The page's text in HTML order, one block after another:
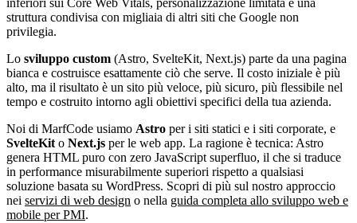
inferiori sui Core Web Vitals, personalizzazione limitata e una
struttura condivisa con migliaia di altri siti che Google non
privilegia.
Lo sviluppo custom (Astro, SvelteKit, Next.js) parte da una pagina
bianca e costruisce esattamente ciò che serve. Il costo iniziale è più
alto, ma il risultato è un sito più veloce, più sicuro, più flessibile nel
tempo e costruito intorno agli obiettivi specifici della tua azienda.
Noi di MarfCode usiamo Astro per i siti statici e i siti corporate, e
SvelteKit o Next.js per le web app. La ragione è tecnica: Astro
genera HTML puro con zero JavaScript superfluo, il che si traduce
in performance misurabilmente superiori rispetto a qualsiasi
soluzione basata su WordPress. Scopri di più sul nostro approccio
nei servizi di web design o nella guida completa allo sviluppo web e
mobile per PMI.